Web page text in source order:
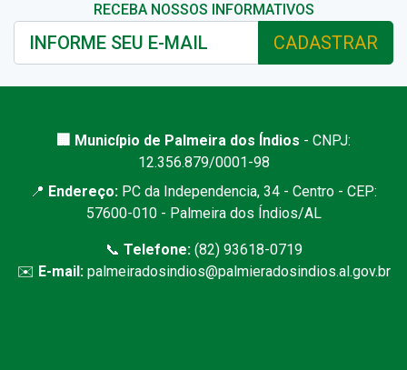
RECEBA NOSSOS INFORMATIVOS
CADASTRAR
🏢 Município de Palmeira dos Índios - CNPJ:
12.356.879/0001-98
📍 Endereço: PC da Independencia, 34 - Centro - CEP:
57600-010 - Palmeira dos Índios/AL
📞 Telefone:(82) 93618-0719
✉️ E-mail: palmeiradosindios@palmieradosindios.al.gov.br